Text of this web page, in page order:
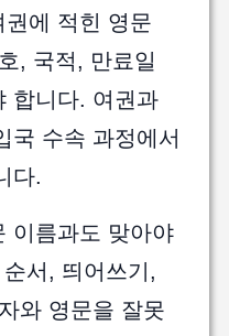
권에 적힌 영문
, 국적, 만료일
합니다. 여권과
국 수속 과정에서
다.
이름과도 맞아야
서, 띄어쓰기,
와 영문을 잘못